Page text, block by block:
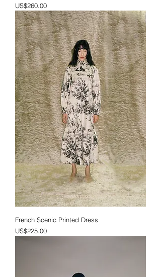
價格
US$260.00
French Scenic Printed Dress
價格
US$225.00